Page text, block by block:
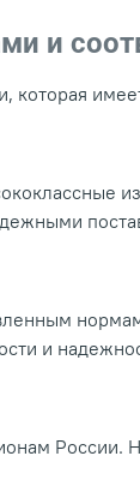
и
и